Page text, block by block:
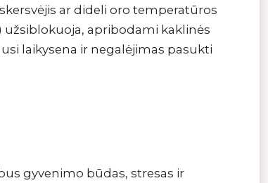
ar dideli oro temperatūros
apribodami kaklinės
laikysena ir negalėjimas pasukti
gyvenimo būdas, stresas ir